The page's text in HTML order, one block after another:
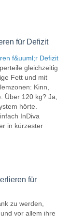
für Defizit
gleichzeitig
Fett und mit
Kinn,
Über 120 kg? Ja,
hörte.
InDiva
in kürzester
für
zu werden,
vor allem ihre